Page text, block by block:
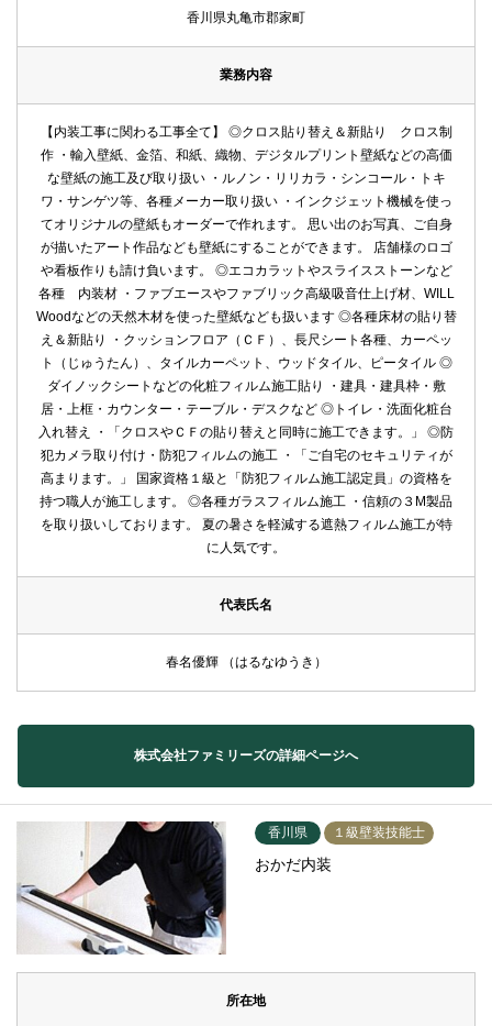
香川県丸亀市郡家町
業務内容
【内装工事に関わる工事全て】 ◎クロス貼り替え＆新貼り クロス制
作 ・輸入壁紙、金箔、和紙、織物、デジタルプリント壁紙などの高価
な壁紙の施工及び取り扱い ・ルノン・リリカラ・シンコール・トキ
ワ・サンゲツ等、各種メーカー取り扱い ・インクジェット機械を使っ
てオリジナルの壁紙もオーダーで作れます。 思い出のお写真、ご自身
が描いたアート作品なども壁紙にすることができます。 店舗様のロゴ
や看板作りも請け負います。 ◎エコカラットやスライスストーンなど
各種 内装材 ・ファブエースやファブリック高級吸音仕上げ材、WILL
Woodなどの天然木材を使った壁紙なども扱います ◎各種床材の貼り替
え＆新貼り ・クッションフロア（ＣＦ）、長尺シート各種、カーペッ
ト（じゅうたん）、タイルカーペット、ウッドタイル、ピータイル ◎
ダイノックシートなどの化粧フィルム施工貼り ・建具・建具枠・敷
居・上框・カウンター・テーブル・デスクなど ◎トイレ・洗面化粧台
入れ替え ・「クロスやＣＦの貼り替えと同時に施工できます。」 ◎防
犯カメラ取り付け・防犯フィルムの施工 ・「ご自宅のセキュリティが
高まります。」 国家資格１級と「防犯フィルム施工認定員」の資格を
持つ職人が施工します。 ◎各種ガラスフィルム施工 ・信頼の３M製品
を取り扱いしております。 夏の暑さを軽減する遮熱フィルム施工が特
に人気です。
代表氏名
春名優輝 （はるなゆうき）
株式会社ファミリーズの詳細ページへ
香川県 １級壁装技能士
おかだ内装
所在地